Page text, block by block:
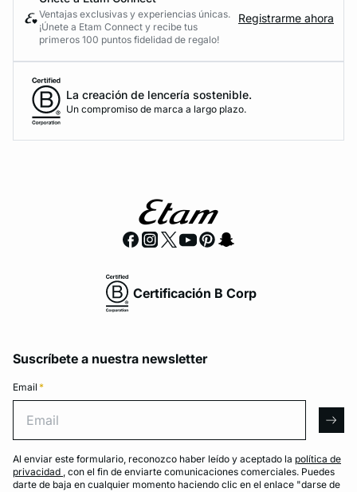
Ventajas exclusivas y experiencias únicas.
¡Únete a Etam Connect y recibe tus
primeros 100 puntos fidelidad de regalo!
Registrarme ahora
La creación de lencería sostenible.
Un compromiso de marca a largo plazo.
Certificación B Corp
Suscríbete a nuestra newsletter
Email *
Al enviar este formulario, reconozco haber leído y aceptado la política de
privacidad , con el fin de enviarte comunicaciones comerciales. Puedes
darte de baja en cualquier momento haciendo clic en el enlace "darse de